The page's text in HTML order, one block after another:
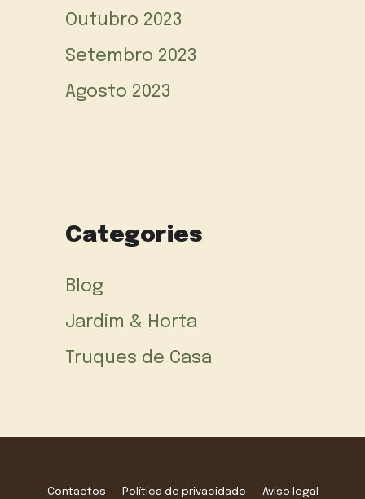
Outubro 2023
Setembro 2023
Agosto 2023
Categories
Blog
Jardim & Horta
Truques de Casa
Contactos Política de privacidade Aviso legal